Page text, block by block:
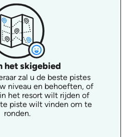
het skigebied
zal u de beste pistes
niveau en behoeften, of
het resort wilt rijden of
piste wilt vinden om te
ronden.